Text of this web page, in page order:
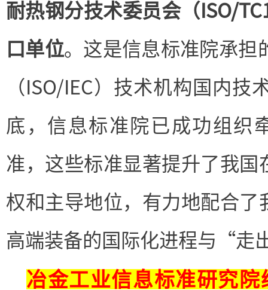
耐热钢分技术委员会（ISO/
口单位。这是信息标准院承担
（ISO/IEC）技术机构国内技
底，信息标准院已成功组织
准，这些标准显著提升了我国
权和主导地位，有力地配合了
高端装备的国际化进程与“走
冶金工业信息标准研究